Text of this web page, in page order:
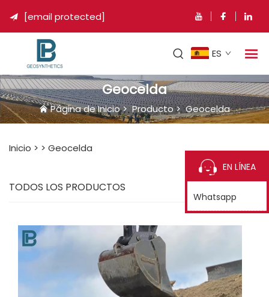
 [email protected]
ES
Geocelda
Página de Inicio>Producto>Geocelda
Inicio > > Geocelda
TODOS LOS PRODUCTOS
EN LÍNEA
Whatsapp